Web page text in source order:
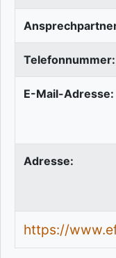
Telefonnummer:
E-Mail-Adresse:
Adresse:
https://